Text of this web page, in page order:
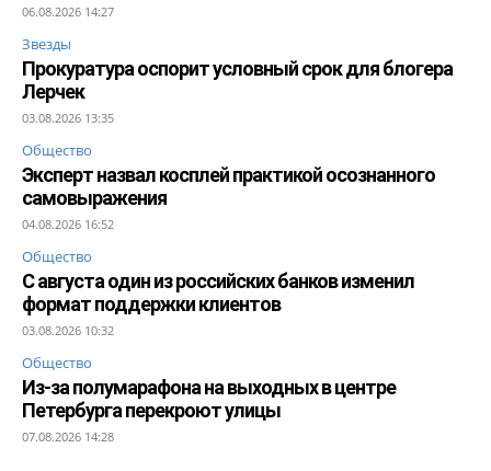
06.08.2026 14:27
Звезды
Прокуратура оспорит условный срок для блогера
Лерчек
03.08.2026 13:35
Общество
Эксперт назвал косплей практикой осознанного
самовыражения
04.08.2026 16:52
Общество
С августа один из российских банков изменил
формат поддержки клиентов
03.08.2026 10:32
Общество
Из-за полумарафона на выходных в центре
Петербурга перекроют улицы
07.08.2026 14:28